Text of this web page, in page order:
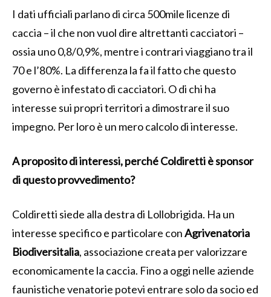
I dati ufficiali parlano di circa 500mile licenze di
caccia – il che non vuol dire altrettanti cacciatori –
ossia uno 0,8/0,9%, mentre i contrari viaggiano tra il
70 e l’80%. La differenza la fa il fatto che questo
governo è infestato di cacciatori. O di chi ha
interesse sui propri territori a dimostrare il suo
impegno. Per loro è un mero calcolo di interesse.
A proposito di interessi, perché Coldiretti è sponsor
di questo provvedimento?
Coldiretti siede alla destra di Lollobrigida. Ha un
interesse specifico e particolare conAgrivenatoria
Biodiversitalia, associazione creata per valorizzare
economicamente la caccia. Fino a oggi nelle aziende
faunistiche venatorie potevi entrare solo da socio ed